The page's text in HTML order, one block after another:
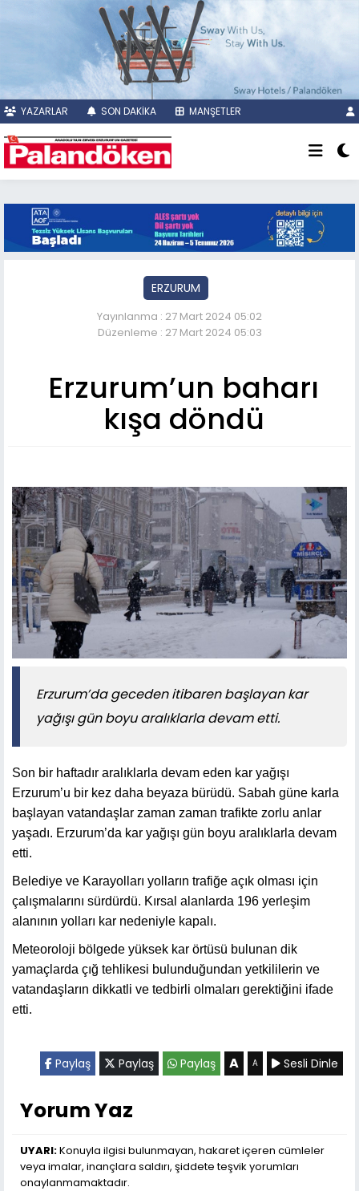
YAZARLAR SON DAKİKA MANŞETLER
ERZURUM
Yayınlanma : 27 Mart 2024 05:02
Düzenleme : 27 Mart 2024 05:03
Erzurum’un baharı
kışa döndü
Erzurum’da geceden itibaren başlayan kar
yağışı gün boyu aralıklarla devam etti.
Son bir haftadır aralıklarla devam eden kar yağışı
Erzurum’u bir kez daha beyaza bürüdü. Sabah güne karla
başlayan vatandaşlar zaman zaman trafikte zorlu anlar
yaşadı. Erzurum’da kar yağışı gün boyu aralıklarla devam
etti.
Belediye ve Karayolları yolların trafiğe açık olması için
çalışmalarını sürdürdü. Kırsal alanlarda 196 yerleşim
alanının yolları kar nedeniyle kapalı.
Meteoroloji bölgede yüksek kar örtüsü bulunan dik
yamaçlarda çığ tehlikesi bulunduğundan yetkililerin ve
vatandaşların dikkatli ve tedbirli olmaları gerektiğini ifade
etti.
Paylaş Paylaş Paylaş A A Sesli Dinle
Yorum Yaz
UYARI:Konuyla ilgisi bulunmayan, hakaret içeren cümleler
veya imalar, inançlara saldırı, şiddete teşvik yorumları
onaylanmamaktadır.